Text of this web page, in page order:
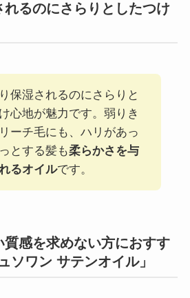
れるのにさらりとしたつけ
保湿されるのにさらりと
心地が魅力です。弱りき
ーチ毛にも、ハリがあっ
とする髪も柔らかさを与
るオイルです。
感を求めない方におすす
ソワン サテンオイル」